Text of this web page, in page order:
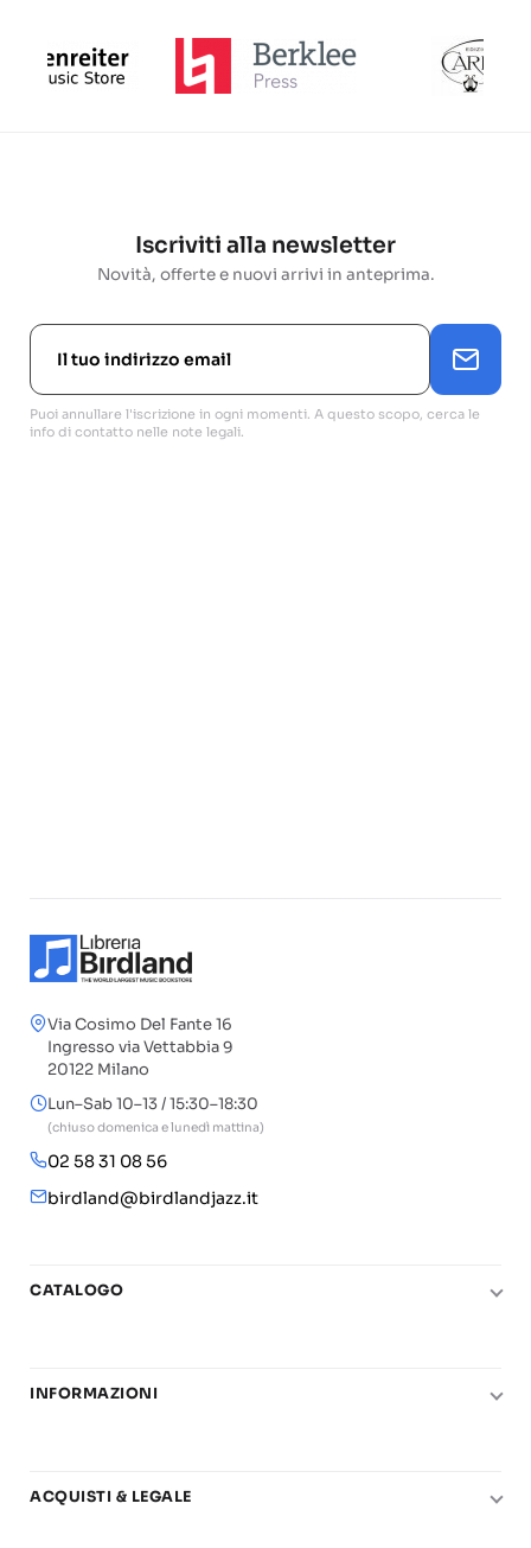
Iscriviti alla newsletter
Novità, offerte e nuovi arrivi in anteprima.
Puoi annullare l'iscrizione in ogni momenti. A questo scopo, cerca le
info di contatto nelle note legali.
Via Cosimo Del Fante 16
Ingresso via Vettabbia 9
20122 Milano
Lun–Sab 10–13 / 15:30–18:30
(chiuso domenica e lunedì mattina)
02 58 31 08 56
birdland@birdlandjazz.it
CATALOGO
Chitarra
Basi play-along
INFORMAZIONI
Carta del Docente
ACQUISTI & LEGALE